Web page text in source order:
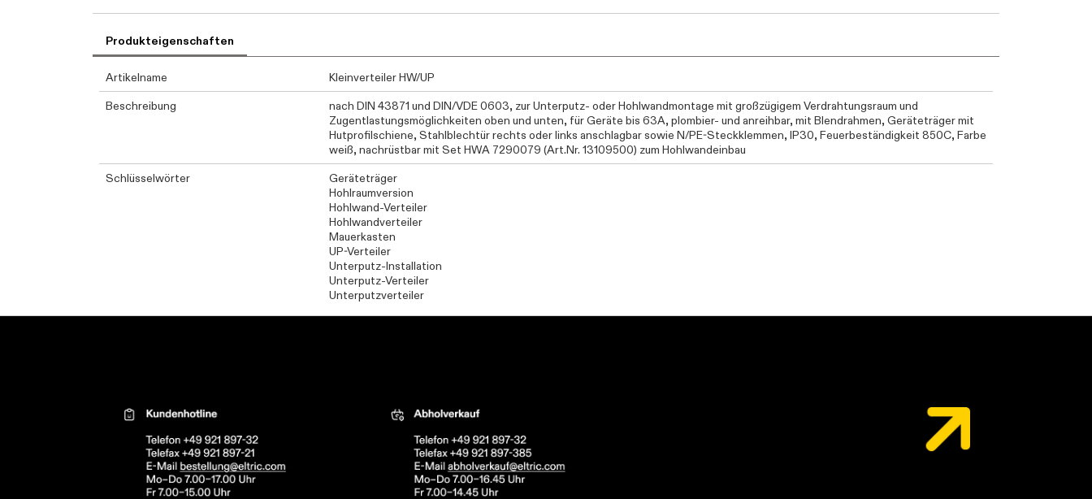
Produkteigenschaften
Artikelname
Kleinverteiler HW/UP
Beschreibung
nach DIN 43871 und DIN/VDE 0603, zur Unterputz- oder Hohlwandmontage mit großzügigem Verdrahtungsraum und
Zugentlastungsmöglichkeiten oben und unten, für Geräte bis 63A, plombier- und anreihbar, mit Blendrahmen, Geräteträger mit
Hutprofilschiene, Stahlblechtür rechts oder links anschlagbar sowie N/PE-Steckklemmen, IP30, Feuerbeständigkeit 850C, Farbe
weiß, nachrüstbar mit Set HWA 7290079 (Art.Nr. 13109500) zum Hohlwandeinbau
Schlüsselwörter
Geräteträger
Hohlraumversion
Hohlwand-Verteiler
Hohlwandverteiler
Mauerkasten
UP-Verteiler
Unterputz-Installation
Unterputz-Verteiler
Unterputzverteiler